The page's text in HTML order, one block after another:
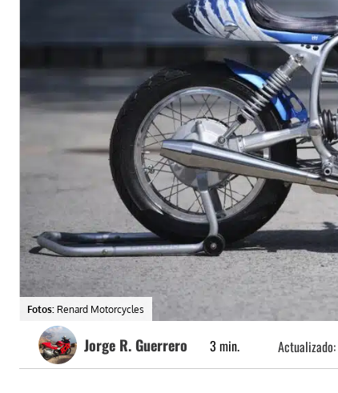
Fotos: Renard Motorcycles
Jorge R. Guerrero 3 min. Actualizado: